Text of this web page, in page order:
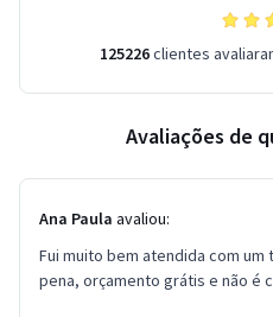
125226clientes
Avaliações de
Ana Paula avaliou:
Fui muito bem atendida com um
pena, orçamento grátis e não é